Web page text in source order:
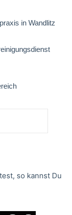
in Wandlitz
so kannst Du